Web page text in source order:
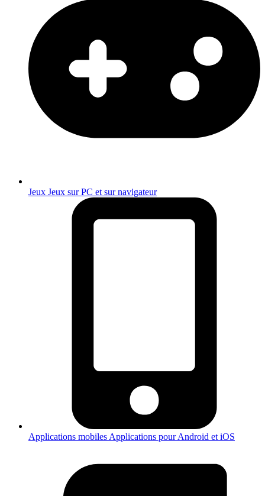
Jeux Jeux sur PC et sur navigateur
Applications mobiles Applications pour Android et iOS